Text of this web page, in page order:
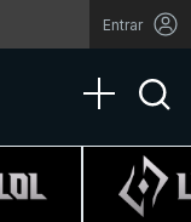
Entrar
Toggle